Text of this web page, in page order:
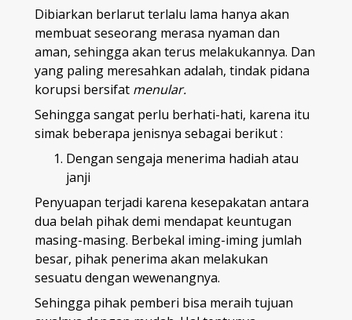
Dibiarkan berlarut terlalu lama hanya akan
membuat seseorang merasa nyaman dan
aman, sehingga akan terus melakukannya. Dan
yang paling meresahkan adalah, tindak pidana
korupsi bersifat menular.
Sehingga sangat perlu berhati-hati, karena itu
simak beberapa jenisnya sebagai berikut :
Dengan sengaja menerima hadiah atau
janji
Penyuapan terjadi karena kesepakatan antara
dua belah pihak demi mendapat keuntugan
masing-masing. Berbekal iming-iming jumlah
besar, pihak penerima akan melakukan
sesuatu dengan wewenangnya.
Sehingga pihak pemberi bisa meraih tujuan